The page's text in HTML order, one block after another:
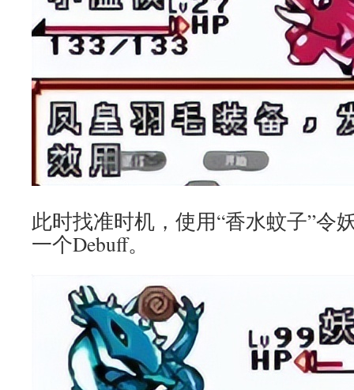
此时找准时机，使用“香水蚊子”令
一个Debuff。